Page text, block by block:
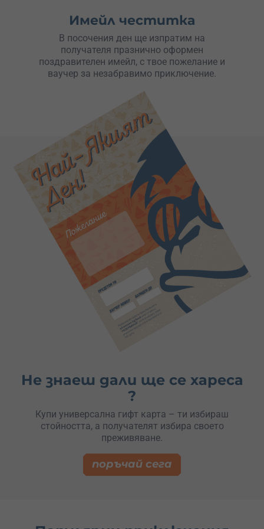
Имейл честитка
В посочения ден ще изпратим на
получателя празнично оформен
поздравителен имейл, с твое пожелание и
ваучер за незабравимо приключение.
Не знаеш дали ще се хареса
?
Купи универсална гифт карта – ти избираш
стойността, а получателят избира своето
преживяване.
поръчай сега